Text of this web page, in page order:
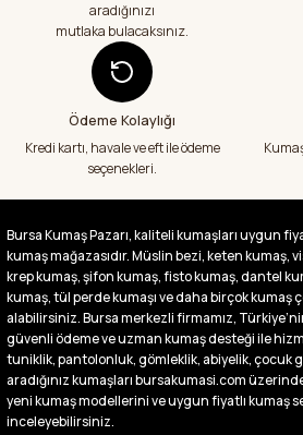
Abdurrahman Samsur | 24/07/2026
Aradığım kumaşçı artık hep buradan alış
veriş yapacağım in şa Allah çünkü 4 farklı
kumaş aldım hem ölçü olarak hem
görüntü,doku olarak çok memnun kaldım
emeği geçenlere teşekkür ediyorum
A... S... | 24/07/2026
büyük kolaylık emeği geçenlere teşekkür
ediyorum
Abdurrahman Samsur | 24/07/2026
Buradan ikinci alışverişim ikisinden de çok
memnun kaldım teşekkürler.
Büşra Singeç | 02/07/2026
aradığınızı
mutlaka bulacaksınız.
Ödeme Kolaylığı
Kredi kartı, havale ve eft ile ödeme
seçenekleri.
Bursa Kumaş Pazarı, kaliteli kumaşları uygun
kumaş mağazasıdır. Müslin bezi, keten kumaş,
krep kumaş, şifon kumaş, fisto kumaş, dantel
kumaş, tül perde kumaşı ve daha birçok kumaş
alabilirsiniz. Bursa merkezli firmamız,
güvenli ödeme ve uzman kumaş desteği ile
tuniklik, pantolonluk, gömleklik, abiyelik, çocuk
aradığınız kumaşları bursakumasi.com
yeni kumaş modellerini ve uygun fiyatlı kumaş
inceleyebilirsiniz.